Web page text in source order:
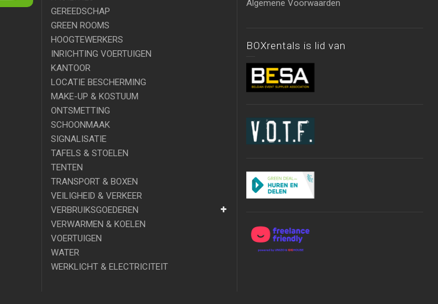
GEREEDSCHAP
GREEN ROOMS
HOOGTEWERKERS
INRICHTING VOERTUIGEN
KANTOOR
LOCATIE BESCHERMING
MAKE-UP & KOSTUUM
ONTSMETTING
SCHOONMAAK
SIGNALISATIE
TAFELS & STOELEN
TENTEN
TRANSPORT & BOXEN
VEILIGHEID & VERKEER
VERBRUIKSGOEDEREN
VERWARMEN & KOELEN
VOERTUIGEN
WATER
WERKLICHT & ELECTRICITEIT
Algemene Voorwaarden
BOXrentals is lid van